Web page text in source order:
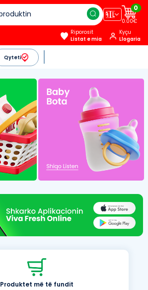
🇦🇱
0
0.00€
Riporosit
Listat e mia
Kyçu
Llogaria
Qyteti
Produktet më të fundit